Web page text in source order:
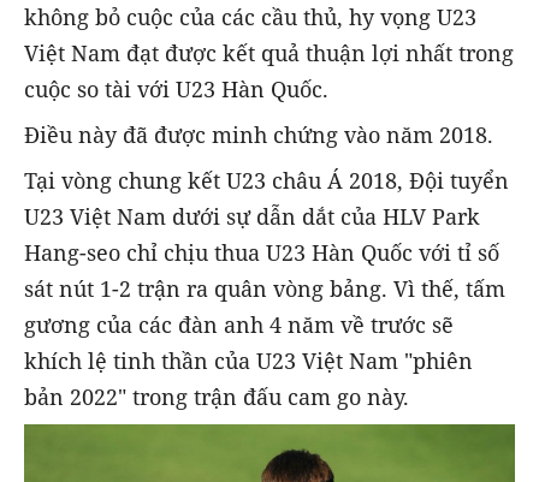
không bỏ cuộc của các cầu thủ, hy vọng U23
Việt Nam đạt được kết quả thuận lợi nhất trong
cuộc so tài với U23 Hàn Quốc.
Điều này đã được minh chứng vào năm 2018.
Tại vòng chung kết U23 châu Á 2018, Đội tuyển
U23 Việt Nam dưới sự dẫn dắt của HLV Park
Hang-seo chỉ chịu thua U23 Hàn Quốc với tỉ số
sát nút 1-2 trận ra quân vòng bảng. Vì thế, tấm
gương của các đàn anh 4 năm về trước sẽ
khích lệ tinh thần của U23 Việt Nam "phiên
bản 2022" trong trận đấu cam go này.